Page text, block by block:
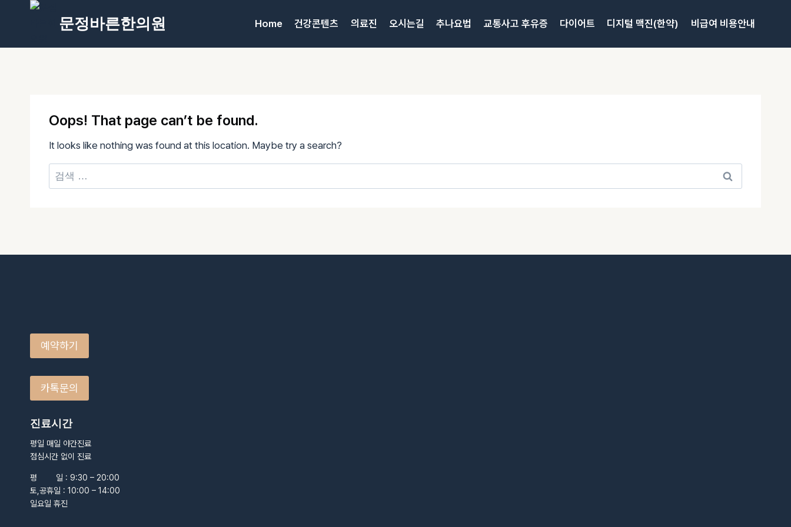
문정바른한의원 Home 건강콘텐츠 의료진 오시는길 추나요법 교통사고 후유증 다이어트 디지털 맥진(한약) 비급여 비용안내
Oops! That page can’t be found.
It looks like nothing was found at this location. Maybe try a search?
검
색:
예약하기
카톡문의
진료시간
평일 매일 야간진료
점심시간 없이 진료
평 일 : 9:30 – 20:00
토,공휴일 : 10:00 – 14:00
일요일 휴진